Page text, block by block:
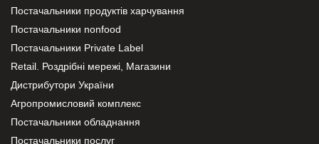
Постачальники продуктів харчування
Постачальники nonfood
Постачальники Private Label
Retail. Роздрібні мережі, Магазини
Дистрибутори України
Агропромисловий комплекс
Постачальники обладнання
Постачальники послуг